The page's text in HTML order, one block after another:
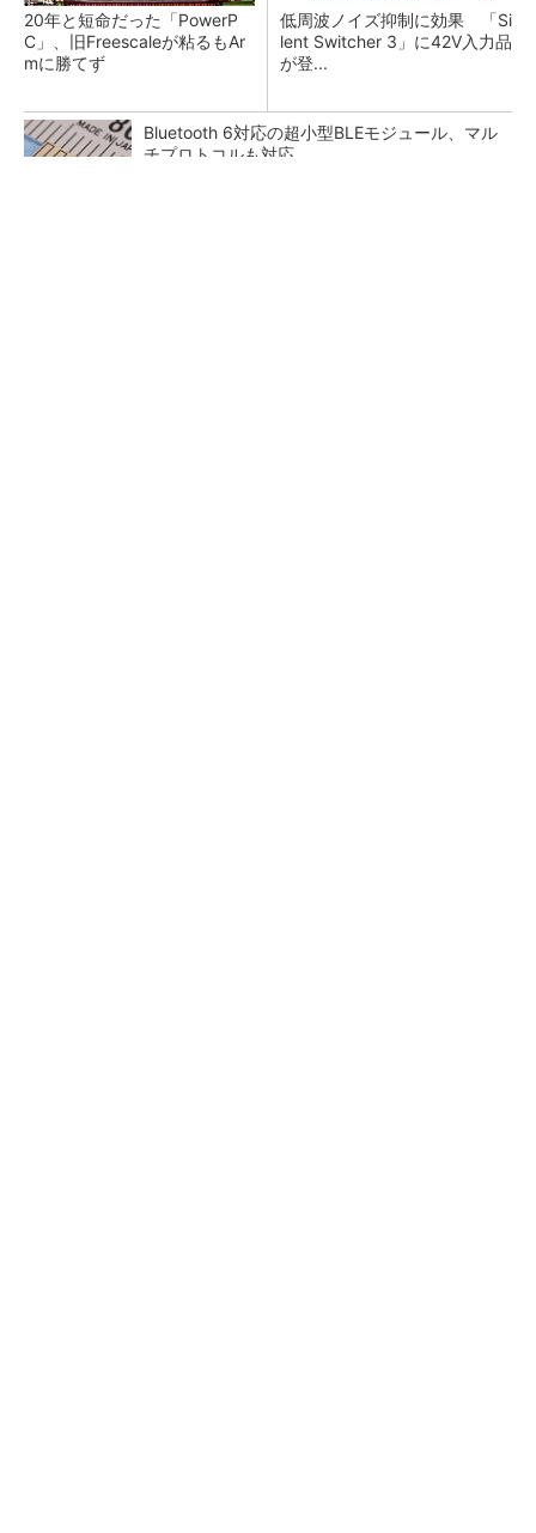
20年と短命だった「PowerP
C」、旧Freescaleが粘るもAr
mに勝てず
低周波ノイズ抑制に効果 「Si
lent Switcher 3」に42V入力品
が登...
Bluetooth 6対応の超小型BLEモジュール、マル
チプロトコルも対応